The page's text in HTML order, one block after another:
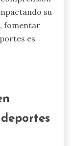
del
Estos
de los
y construir
su
fomentar
es